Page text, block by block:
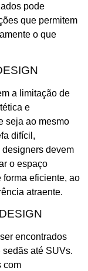
pode
que permitem
o que
a limitação de
e
seja ao mesmo
difícil,
devem
o espaço
eficiente, ao
atraente.
encontrados
até SUVs.
com